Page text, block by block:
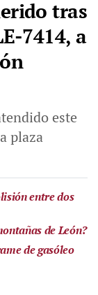
tras
7414, a
este
plaza
entre dos
de León?
de gasóleo